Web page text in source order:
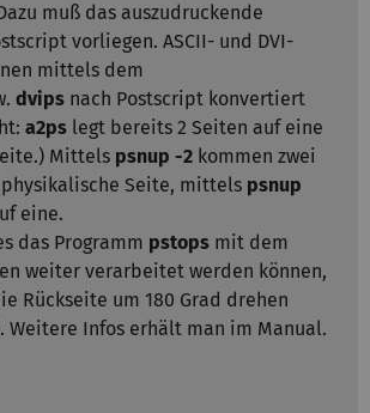
muß das auszudruckende
vorliegen. ASCII- und DVI-
mittels dem
dvips nach Postscript konvertiert
a2ps legt bereits 2 Seiten auf eine
Mittels psnup -2 kommen zwei
Seite, mittels psnup
eine.
das Programm pstops mit dem
weiter verarbeitet werden können,
Rückseite um 180 Grad drehen
Weitere Infos erhält man im Manual.